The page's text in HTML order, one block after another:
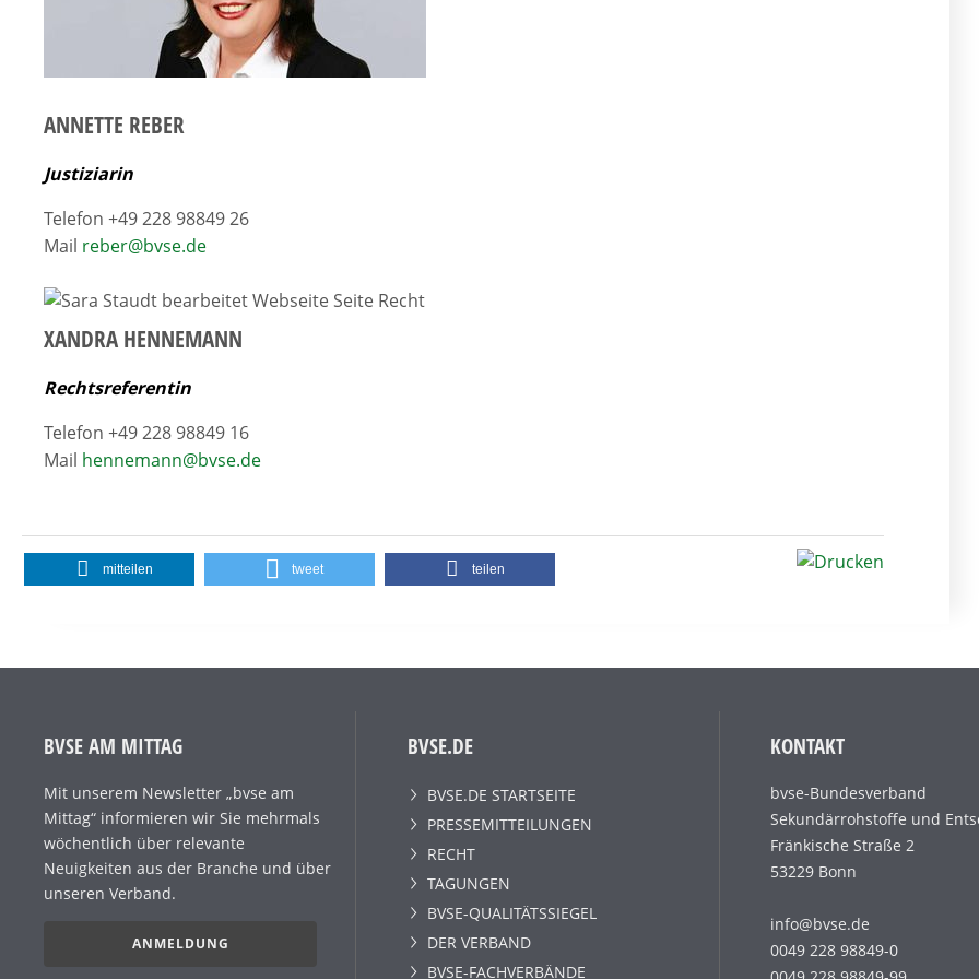
ANNETTE REBER
Justiziarin
Telefon +49 228 98849 26
Mail reber@bvse.de
XANDRA HENNEMANN
Rechtsreferentin
Telefon +49 228 98849 16
Mail hennemann@bvse.de
mitteilen tweet teilen
BVSE AM MITTAG
Mit unserem Newsletter „bvse am
Mittag“ informieren wir Sie mehrmals
wöchentlich über relevante
Neuigkeiten aus der Branche und über
unseren Verband.
ANMELDUNG
BVSE.DE
BVSE.DE STARTSEITE
PRESSEMITTEILUNGEN
RECHT
TAGUNGEN
BVSE-QUALITÄTSSIEGEL
DER VERBAND
BVSE-FACHVERBÄNDE
KONTAKT
bvse-Bundesverband
Sekundärrohstoffe und
Fränkische Straße 2
53229 Bonn
info@bvse.de
0049 228 98849-0